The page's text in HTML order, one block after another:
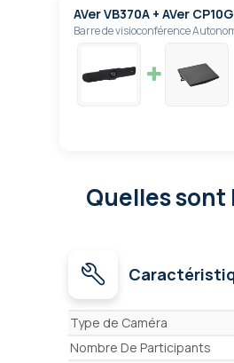
AVer VB370A + AVer
Barre de visioconférence
Quelles
Caractéristiques
Type de Caméra
Nombre De Participants